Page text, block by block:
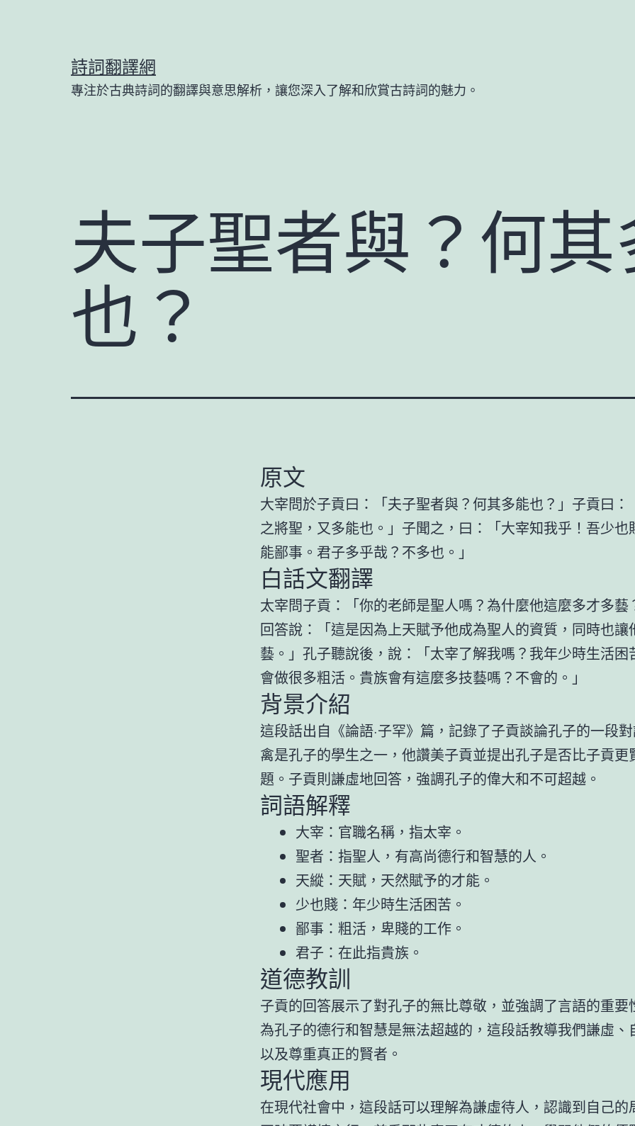
詩詞翻譯網
專注於古典詩詞的翻譯與意思解析，讓您深入了解和欣賞古詩詞的魅力。
夫子聖者與？何其
也？
原文
大宰問於子貢曰：「夫子聖者與？何其多能也？」子貢曰：
之將聖，又多能也。」子聞之，曰：「大宰知我乎！吾少也
能鄙事。君子多乎哉？不多也。」
白話文翻譯
太宰問子貢：「你的老師是聖人嗎？為什麼他這麼多才多藝
回答說：「這是因為上天賦予他成為聖人的資質，同時也讓
藝。」孔子聽說後，說：「太宰了解我嗎？我年少時生活困
會做很多粗活。貴族會有這麼多技藝嗎？不會的。」
背景介紹
這段話出自《論語·子罕》篇，記錄了子貢談論孔子的一段
禽是孔子的學生之一，他讚美子貢並提出孔子是否比子貢更
題。子貢則謙虛地回答，強調孔子的偉大和不可超越。
詞語解釋
大宰：官職名稱，指太宰。
聖者：指聖人，有高尚德行和智慧的人。
天縱：天賦，天然賦予的才能。
少也賤：年少時生活困苦。
鄙事：粗活，卑賤的工作。
君子：在此指貴族。
道德教訓
子貢的回答展示了對孔子的無比尊敬，並強調了言語的重要
為孔子的德行和智慧是無法超越的，這段話教導我們謙虛、
以及尊重真正的賢者。
現代應用
在現代社會中，這段話可以理解為謙虛待人，認識到自己的